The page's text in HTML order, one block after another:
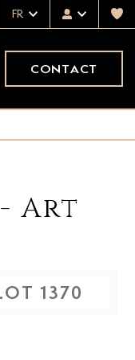
FR
CONTACT
Art
1370